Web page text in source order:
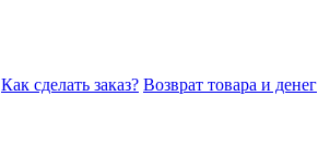
Как сделать заказ? Возврат товара и денег